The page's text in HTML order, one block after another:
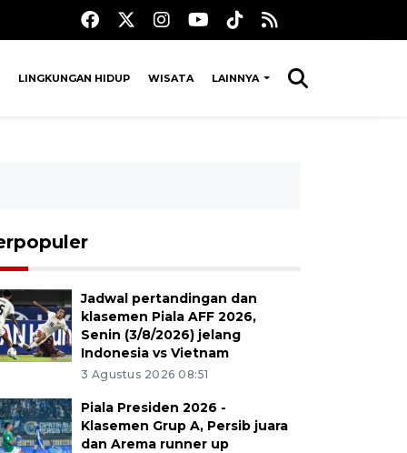
LINGKUNGAN HIDUP WISATA LAINNYA
Jadwal pertandingan dan
klasemen Piala AFF 2026,
Senin (3/8/2026) jelang
Indonesia vs Vietnam
3 Agustus 2026 08:51
Piala Presiden 2026 -
Klasemen Grup A, Persib juara
dan Arema runner up